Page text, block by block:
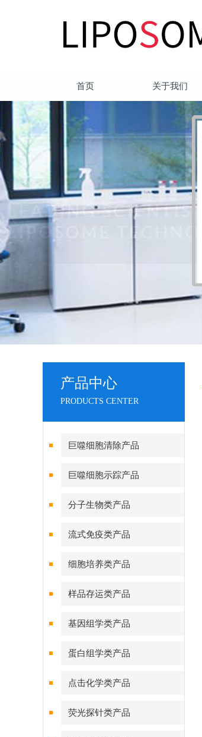
首页 关于我们
产品中心
PRODUCTS CENTER
巨噬细胞清除产品
巨噬细胞示踪产品
分子生物类产品
流式免疫类产品
细胞培养类产品
样品存运类产品
基因组学类产品
蛋白组学类产品
点击化学类产品
荧光探针类产品